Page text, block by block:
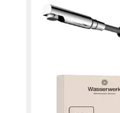
WASSERWERK
Spültischarmatur
Küche,
schwenkbar, Cold-
229,92 €
UVP
lieferbar - in 3-4